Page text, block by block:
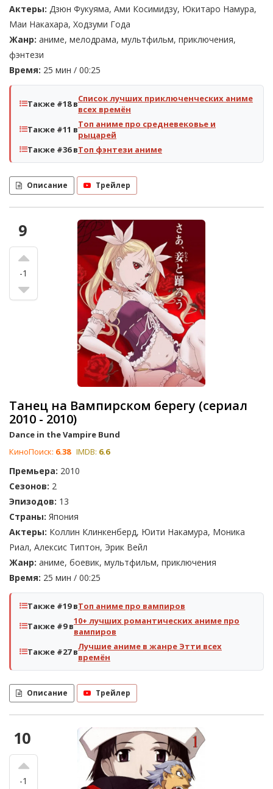
Актеры: Дзюн Фукуяма, Ами Косимидзу, Юкитаро Намура,
Маи Накахара, Ходзуми Года
Жанр: аниме, мелодрама, мультфильм, приключения,
фэнтези
Время: 25 мин / 00:25
Также #18 вСписок лучших приключенческих аниме
всех времён
Также #11 вТоп аниме про средневековье и
рыцарей
Также #36 вТоп фэнтези аниме
Описание Трейлер
9
-1
Танец на Вампирском берегу (сериал
2010 - 2010)
Dance in the Vampire Bund
КиноПоиск: 6.38 IMDB: 6.6
Премьера: 2010
Сезонов: 2
Эпизодов: 13
Страны: Япония
Актеры: Коллин Клинкенберд, Юити Накамура, Моника
Риал, Алексис Типтон, Эрик Вейл
Жанр: аниме, боевик, мультфильм, приключения
Время: 25 мин / 00:25
Также #19 вТоп аниме про вампиров
Также #9 в10+ лучших романтических аниме про
вампиров
Также #27 вЛучшие аниме в жанре Этти всех
времён
Описание Трейлер
10
-1